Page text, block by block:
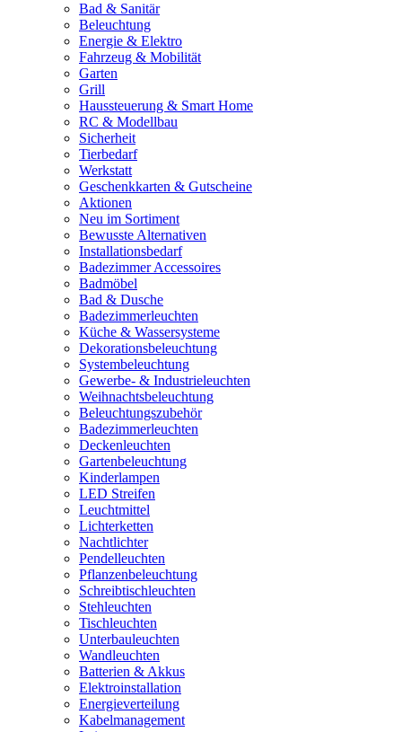
Bad & Sanitär
Beleuchtung
Energie & Elektro
Fahrzeug & Mobilität
Garten
Grill
Haussteuerung & Smart Home
RC & Modellbau
Sicherheit
Tierbedarf
Werkstatt
Geschenkkarten & Gutscheine
Aktionen
Neu im Sortiment
Bewusste Alternativen
Installationsbedarf
Badezimmer Accessoires
Badmöbel
Bad & Dusche
Badezimmerleuchten
Küche & Wassersysteme
Dekorationsbeleuchtung
Systembeleuchtung
Gewerbe- & Industrieleuchten
Weihnachtsbeleuchtung
Beleuchtungszubehör
Badezimmerleuchten
Deckenleuchten
Gartenbeleuchtung
Kinderlampen
LED Streifen
Leuchtmittel
Lichterketten
Nachtlichter
Pendelleuchten
Pflanzenbeleuchtung
Schreibtischleuchten
Stehleuchten
Tischleuchten
Unterbauleuchten
Wandleuchten
Batterien & Akkus
Elektroinstallation
Energieverteilung
Kabelmanagement